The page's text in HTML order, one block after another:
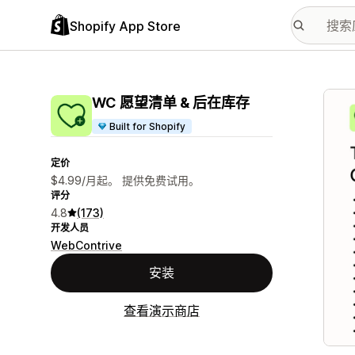
Shopify App Store
WC 愿望清单 & 后在库存
Built for Shopify
定价
$4.99/月起。 提供免费试用。
评分
4.8 (173)
开发人员
WebContrive
安装
查看演示商店
配图